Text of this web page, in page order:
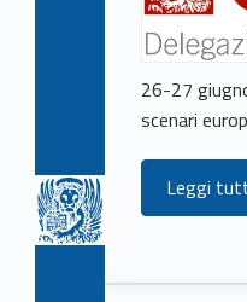
26-27
scenari
Leggi